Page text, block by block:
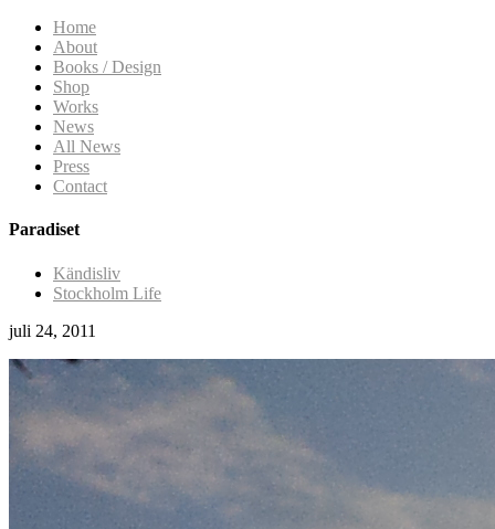
Home
About
Books / Design
Shop
Works
News
All News
Press
Contact
Paradiset
Kändisliv
Stockholm Life
juli 24, 2011